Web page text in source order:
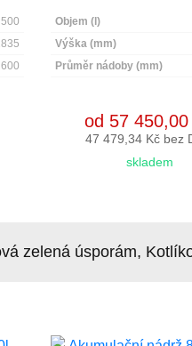
500
600
Objem (l)
Výška (mm)
Průměr nádoby (mm)
od 57
47 479,34 Kč bez
skladem
zelená úsporám,